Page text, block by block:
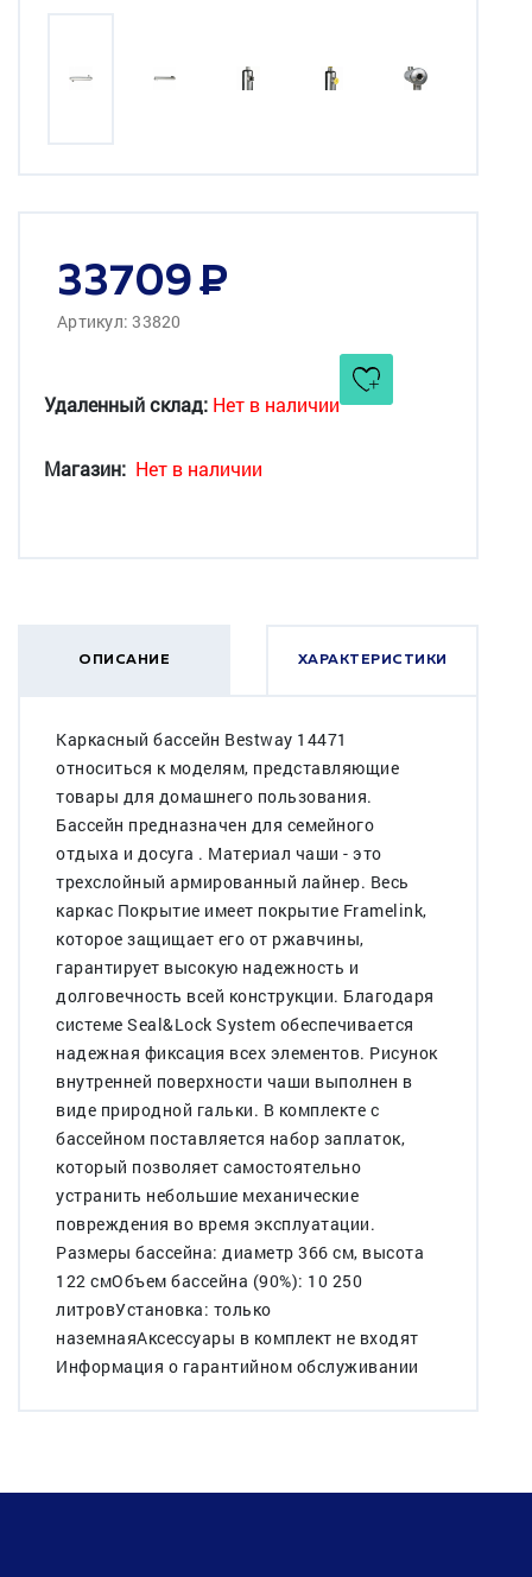
33709
Артикул: 33820
Удаленный склад: Нет в наличии
Магазин: Нет в наличии
ОПИСАНИЕ ХАРАКТЕРИСТИКИ
Каркасный бассейн Bestway 14471
относиться к моделям, представляющие
товары для домашнего пользования.
Бассейн предназначен для семейного
отдыха и досуга . Материал чаши - это
трехслойный армированный лайнер. Весь
каркас Покрытие имеет покрытие Framelink,
которое защищает его от ржавчины,
гарантирует высокую надежность и
долговечность всей конструкции. Благодаря
системе Seal&Lock System обеспечивается
надежная фиксация всех элементов. Рисунок
внутренней поверхности чаши выполнен в
виде природной гальки. В комплекте с
бассейном поставляется набор заплаток,
который позволяет самостоятельно
устранить небольшие механические
повреждения во время эксплуатации.
Размеры бассейна: диаметр 366 см, высота
122 смОбъем бассейна (90%): 10 250
литровУстановка: только
наземнаяАксессуары в комплект не входят
Информация о гарантийном обслуживании